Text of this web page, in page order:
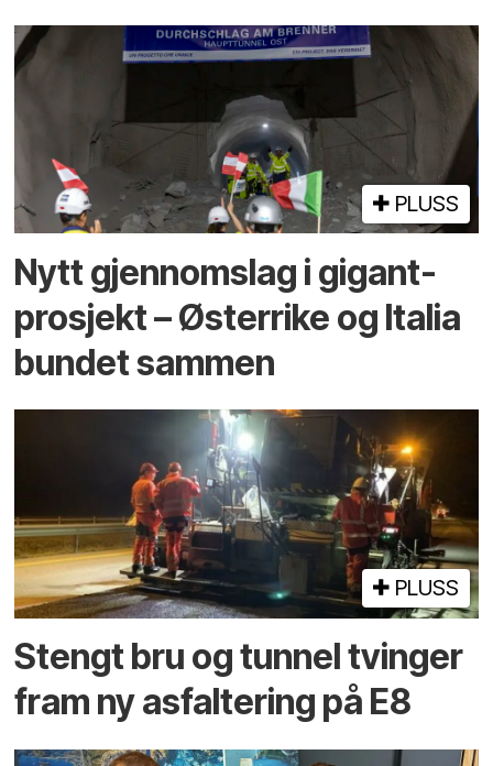
PLUSS
Nytt gjennomslag i gigant­
prosjekt – Østerrike og Italia
bundet sammen
PLUSS
Stengt bru og tunnel tvinger
fram ny asfaltering på E8